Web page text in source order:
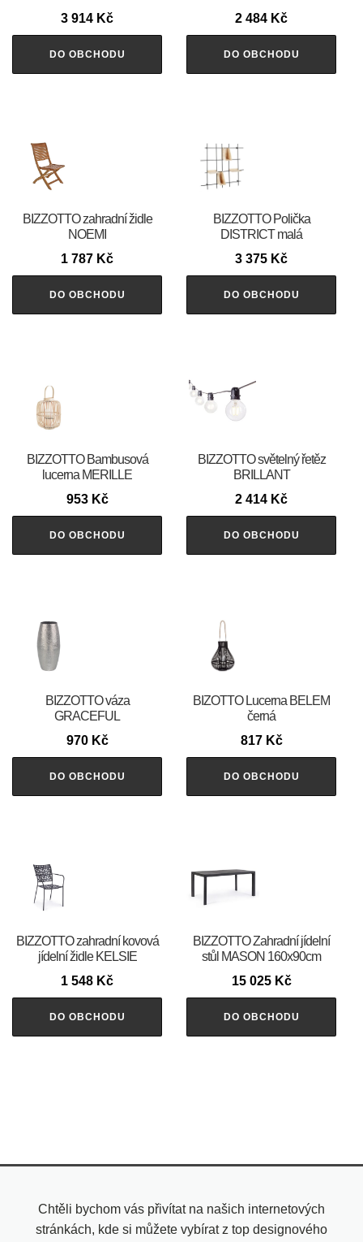
3 914 Kč
DO OBCHODU
2 484 Kč
DO OBCHODU
BIZZOTTO zahradní židle
NOEMI
1 787 Kč
DO OBCHODU
BIZZOTTO Polička
DISTRICT malá
3 375 Kč
DO OBCHODU
BIZZOTTO Bambusová
lucerna MERILLE
953 Kč
DO OBCHODU
BIZZOTTO světelný řetěz
BRILLANT
2 414 Kč
DO OBCHODU
BIZZOTTO váza
GRACEFUL
970 Kč
DO OBCHODU
BIZOTTO Lucerna BELEM
černá
817 Kč
DO OBCHODU
BIZZOTTO zahradní kovová
jídelní židle KELSIE
1 548 Kč
DO OBCHODU
BIZZOTTO Zahradní jídelní
stůl MASON 160x90cm
15 025 Kč
DO OBCHODU
Chtěli bychom vás přivítat na našich internetových
stránkách, kde si můžete vybírat z top designového